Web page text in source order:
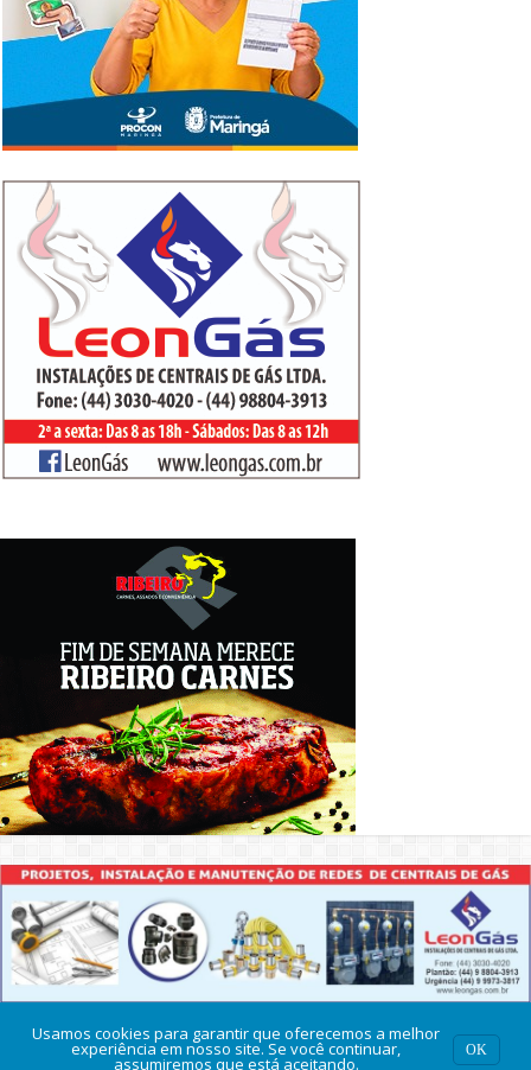
Usamos cookies para garantir que oferecemos a melhor
experiência em nosso site. Se você continuar,
assumiremos que está aceitando.
OK